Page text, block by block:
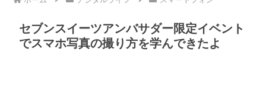
セブンスイーツアンバサダー限定イベント
でスマホ写真の撮り方を学んできたよ